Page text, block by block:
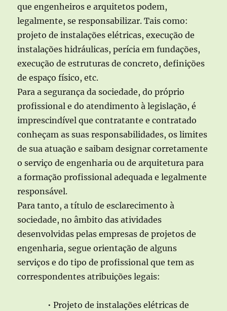
que engenheiros e arquitetos podem,
legalmente, se responsabilizar. Tais como:
projeto de instalações elétricas, execução de
instalações hidráulicas, perícia em fundações,
execução de estruturas de concreto, definições
de espaço físico, etc.
Para a segurança da sociedade, do próprio
profissional e do atendimento à legislação, é
imprescindível que contratante e contratado
conheçam as suas responsabilidades, os limites
de sua atuação e saibam designar corretamente
o serviço de engenharia ou de arquitetura para
a formação profissional adequada e legalmente
responsável.
Para tanto, a título de esclarecimento à
sociedade, no âmbito das atividades
desenvolvidas pelas empresas de projetos de
engenharia, segue orientação de alguns
serviços e do tipo de profissional que tem as
correspondentes atribuições legais:
• Projeto de instalações elétricas de